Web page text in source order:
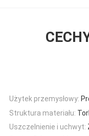
Użytek przemysłowy:
Struktura materiału:
Uszczelnienie i uchwyt: